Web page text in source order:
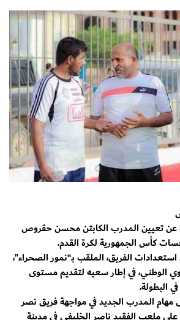
عن تعيين المدرب الكابتن محسن حقروص
كأس الجمهورية لكرة القدم.
الفريق، الملقب بـ“نمور الصحراء”،
الوطني، في إطار سعيه لتقديم مستوى
البطولة.
مهام المدرب الجديد في مواجهة فريق نصر
ملعب الفقيد ناصر الخليفي في مدينة